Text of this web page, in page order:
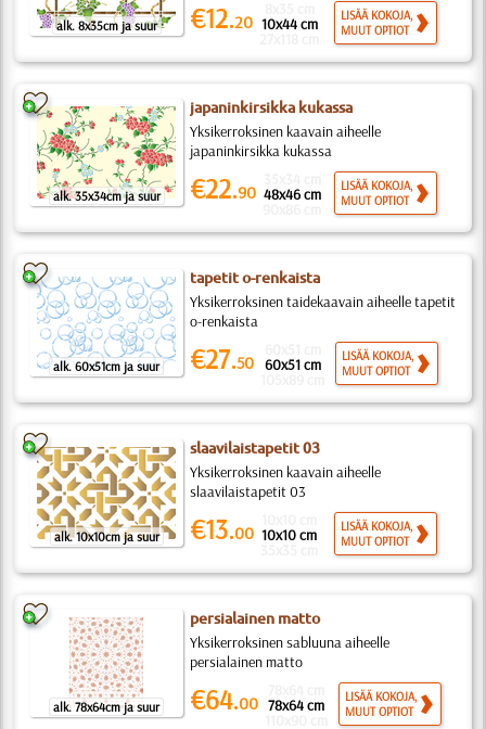
alk. 8x35cm ja suur €12.20 10x44 cm
LISÄÄ KOKOJA,
MUUT OPTIOT
alk. 35x34cm ja suur
japaninkirsikka kukassa
Yksikerroksinen kaavain aiheelle
japaninkirsikka kukassa
€22.90 48x46 cm
LISÄÄ KOKOJA,
MUUT OPTIOT
alk. 60x51cm ja suur
tapetit o-renkaista
Yksikerroksinen taidekaavain aiheelle tapetit
o-renkaista
€27.50 60x51 cm
LISÄÄ KOKOJA,
MUUT OPTIOT
alk. 10x10cm ja suur
slaavilaistapetit 03
Yksikerroksinen kaavain aiheelle
slaavilaistapetit 03
€13.00 10x10 cm
LISÄÄ KOKOJA,
MUUT OPTIOT
alk. 78x64cm ja suur
persialainen matto
Yksikerroksinen sabluuna aiheelle
persialainen matto
€64.00 78x64 cm
LISÄÄ KOKOJA,
MUUT OPTIOT